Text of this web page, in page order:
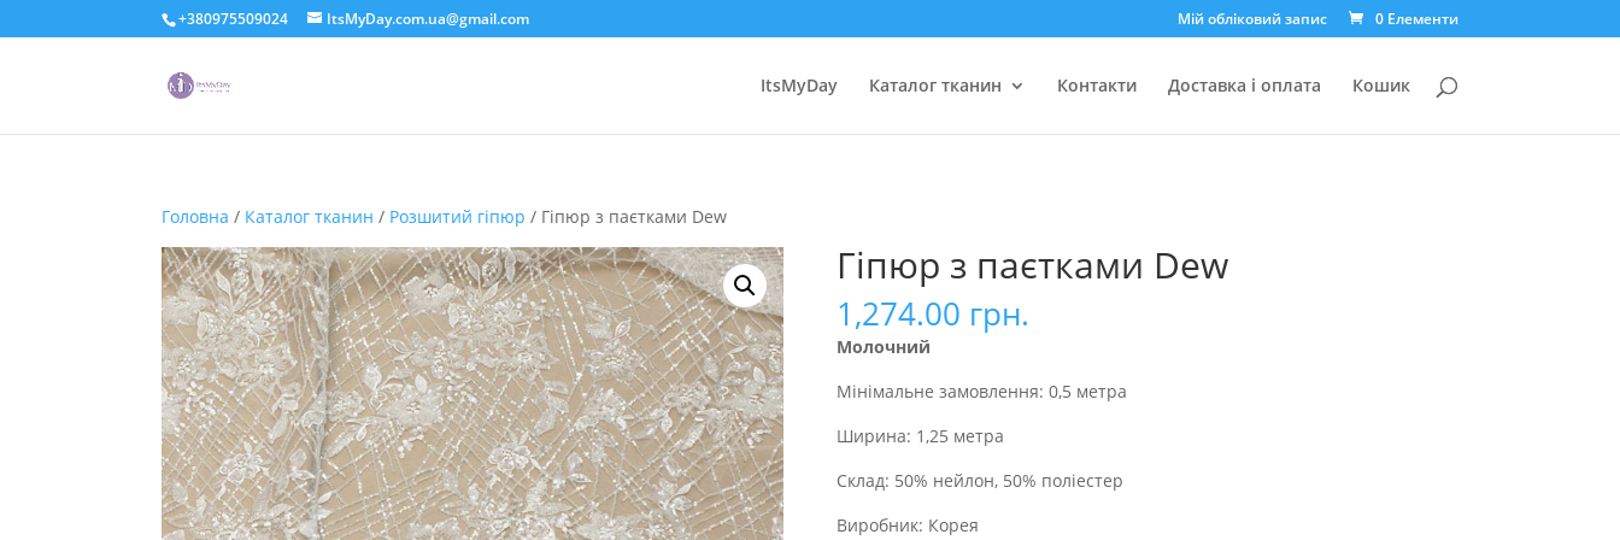
+380975509024 ItsMyDay.com.ua@gmail.com Мій обліковий запис 0 Елементи
ItsMyDay Каталог тканин Контакти Доставка і оплата Кошик
Головна / Каталог тканин / Розшитий гіпюр / Гіпюр з паєтками Dew
Гіпюр з паєтками Dew
1,274.00 грн.
Молочний
Мінімальне замовлення: 0,5 метра
Ширина: 1,25 метра
Склад: 50% нейлон, 50% поліестер
Виробник: Корея